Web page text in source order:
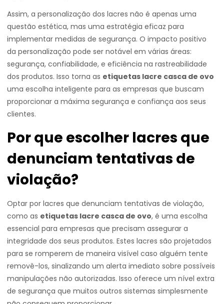
Assim, a personalização dos lacres não é apenas uma
questão estética, mas uma estratégia eficaz para
implementar medidas de segurança. O impacto positivo
da personalização pode ser notável em várias áreas:
segurança, confiabilidade, e eficiência na rastreabilidade
dos produtos. Isso torna as etiquetas lacre casca de ovo
uma escolha inteligente para as empresas que buscam
proporcionar a máxima segurança e confiança aos seus
clientes.
Por que escolher lacres que
denunciam tentativas de
violação?
Optar por lacres que denunciam tentativas de violação,
como as etiquetas lacre casca de ovo, é uma escolha
essencial para empresas que precisam assegurar a
integridade dos seus produtos. Estes lacres são projetados
para se romperem de maneira visível caso alguém tente
removê-los, sinalizando um alerta imediato sobre possíveis
manipulações não autorizadas. Isso oferece um nível extra
de segurança que muitos outros sistemas simplesmente